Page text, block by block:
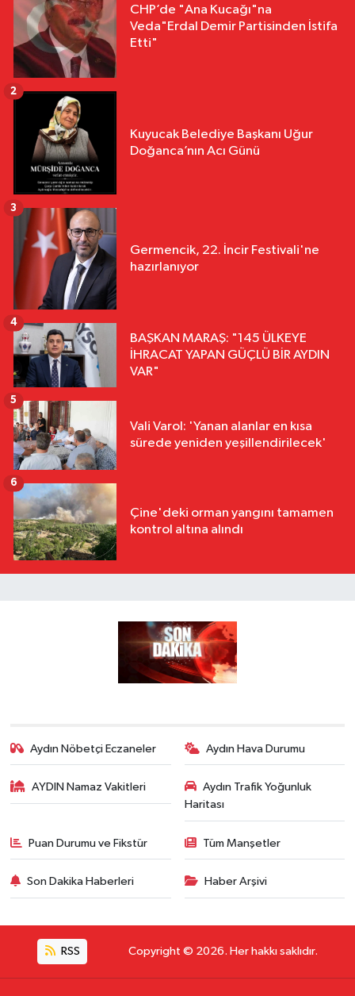
CHP’de "Ana Kucağı"na
Veda"Erdal Demir Partisinden İstifa
Etti"
Kuyucak Belediye Başkanı Uğur
Doğanca’nın Acı Günü
2
Germencik, 22. İncir Festivali'ne
hazırlanıyor
3
BAŞKAN MARAŞ: "145 ÜLKEYE
İHRACAT YAPAN GÜÇLÜ BİR AYDIN
VAR"
4
Vali Varol: 'Yanan alanlar en kısa
sürede yeniden yeşillendirilecek'
5
Çine'deki orman yangını tamamen
kontrol altına alındı
6
Aydın Nöbetçi Eczaneler Aydın Hava Durumu
AYDIN Namaz Vakitleri
Aydın Trafik Yoğunluk
Haritası
Puan Durumu ve Fikstür Tüm Manşetler
Son Dakika Haberleri Haber Arşivi
RSS Copyright © 2026. Her hakkı saklıdır.